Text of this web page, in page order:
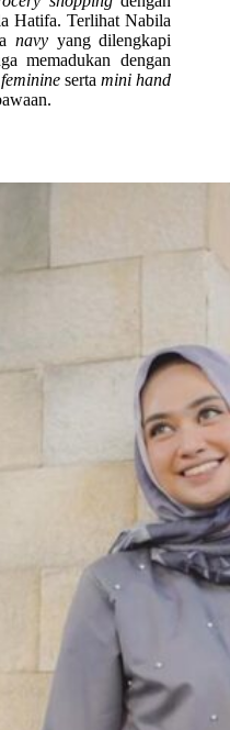
Hatifa. Terlihat Nabila
navy yang dilengkapi
memadukan dengan
femininesertamini hand